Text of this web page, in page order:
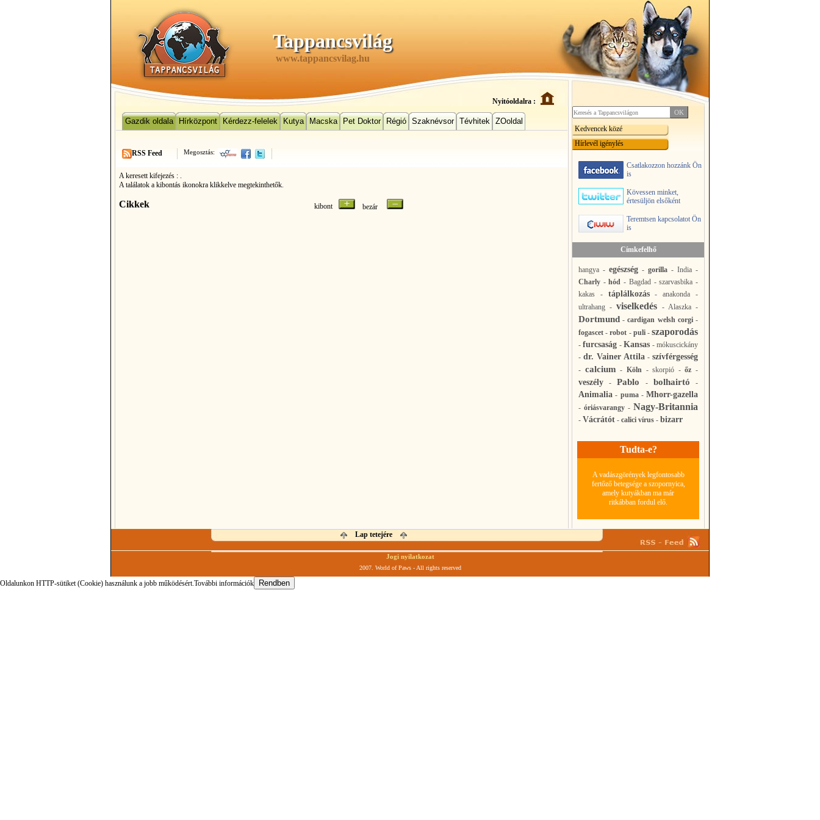
Tappancsvilág
www.tappancsvilag.hu
Nyitóoldalra :
Gazdik oldala Hírközpont Kérdezz-felelek Kutya Macska Pet Doktor Régió Szaknévsor Tévhitek ZOoldal
Megosztás:
RSS Feed
A keresett kifejezés : .
A találatok a kibontás ikonokra klikkelve megtekinthetők.
Cikkek kibont bezár
Kedvencek közé
Hírlevél igénylés
Csatlakozzon hozzánk Ön
is
Kövessen minket,
értesüljön elsőként
Teremtsen kapcsolatot Ön
is
Címkefelhő
hangya - egészség - gorilla - India -
Charly -hód - Bagdad-szarvasbika -
kakas - táplálkozás-anakonda -
ultrahang -viselkedés - Alaszka-
Dortmund -cardigan welsh corgi-
fogascet -robot - puli-szaporodás
-furcsaság -Kansas -mókuscickány
- dr. Vainer Attila - szívférgesség
- calcium - Köln-skorpió -őz -
veszély -Pablo - bolhairtó -
Animalia - puma- Mhorr-gazella
- óriásvarangy - Nagy-Britannia
- Vácrátót - calici vírus - bizarr
Tudta-e?
A vadászgörények legfontosabb
fertőző betegsége a szopornyica,
amely kutyákban ma már
ritkábban fordul elő.
Lap tetejére
Jogi nyilatkozat
2007. World of Paws - All rights reserved
Oldalunkon HTTP-sütiket (Cookie) használunk a jobb működésért.További információk